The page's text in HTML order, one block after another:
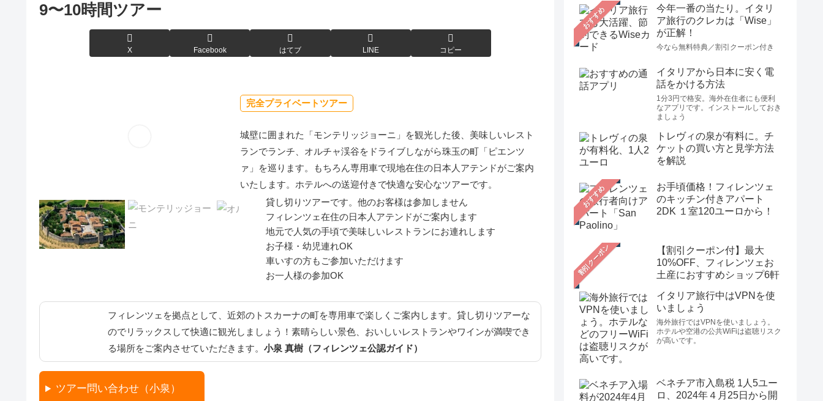
9〜10時間ツアー
X Facebook はてブ LINE コピー
完全プライベートツアー
城壁に囲まれた「モンテリッジョーニ」を観光した後、美味しいレスト
ランでランチ、オルチャ渓谷をドライブしながら珠玉の町「ピエンツ
ァ」を巡ります。もちろん専用車で現地在住の日本人アテンドがご案内
いたします。ホテルへの送迎付きで快適な安心なツアーです。
貸し切りツアーです。他のお客様は参加しません
フィレンツェ在住の日本人アテンドがご案内します
地元で人気の手頃で美味しいレストランにお連れします
お子様・幼児連れOK
車いすの方もご参加いただけます
お一人様の参加OK
フィレンツェを拠点として、近郊のトスカーナの町を専用車で楽しくご案内します。貸し切りツアーな
のでリラックスして快適に観光しましょう！素晴らしい景色、おいしいレストランやワインが満喫でき
る場所をご案内させていただきます。 小泉 真樹（フィレンツェ公認ガイド）
ツアー問い合わせ（小泉）
おすすめ
今年一番の当たり。イタリ
ア旅行のクレカは「Wise」
が正解！
今なら無料特典／割引クーポン付き
イタリアから日本に安く電
話をかける方法
1分3円で格安。海外在住者にも便利
なアプリです。インストールしておき
ましょう
トレヴィの泉が有料に。チ
ケットの買い方と見学方法
を解説
おすすめ
お手頃価格！フィレンツェ
のキッチン付きアパート
2DK １室120ユーロから！
【割引クーポン付】最大
10%OFF、フィレンツェお
土産におすすめショップ6軒
イタリア旅行中はVPNを使
いましょう
海外旅行ではVPNを使いましょう。
ホテルや空港の公共WiFiは盗聴リスク
が高いです。
ベネチア市入島税 1人5ユー
ロ、2024年４月25日から開